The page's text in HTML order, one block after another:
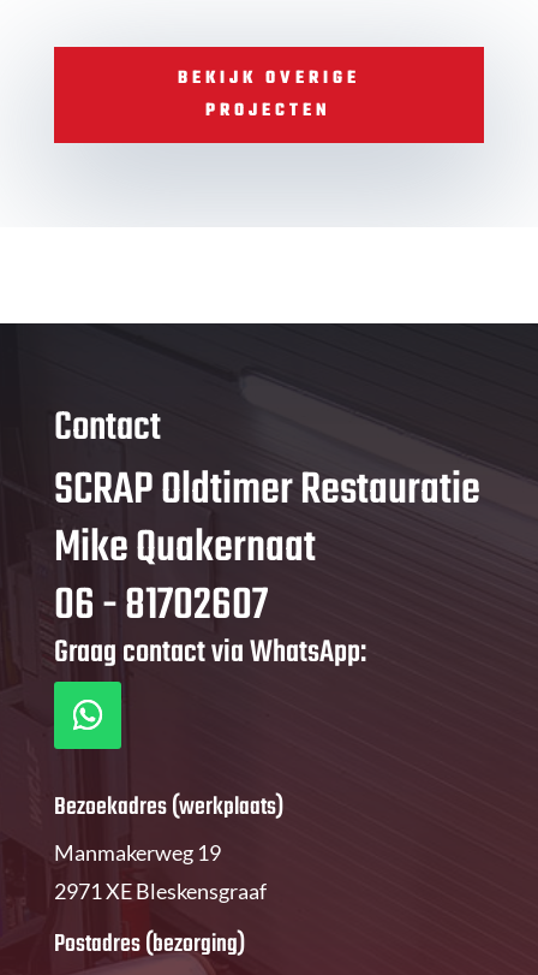
BEKIJK OVERIGE
PROJECTEN
Contact
SCRAP Oldtimer Restauratie
Mike Quakernaat
06 - 81702607
Graag contact via WhatsApp:
Bezoekadres (werkplaats)
Manmakerweg 19
2971 XE Bleskensgraaf
Postadres (bezorging)